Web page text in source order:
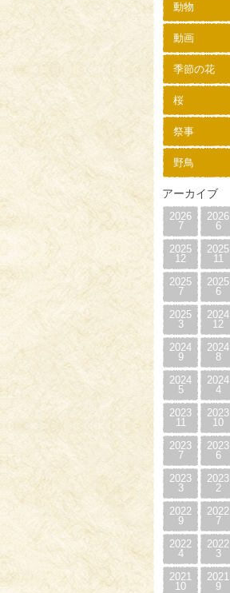
動物
動画
季節の花
桜
祭事
野鳥
アーカイブ
2026
7
2026
6
2025
12
2025
11
2025
7
2025
6
2025
3
2024
12
2024
9
2024
8
2024
5
2024
4
2023
11
2023
10
2023
7
2023
6
2023
3
2023
2
2022
9
2022
7
2022
4
2022
3
2021
10
2021
9